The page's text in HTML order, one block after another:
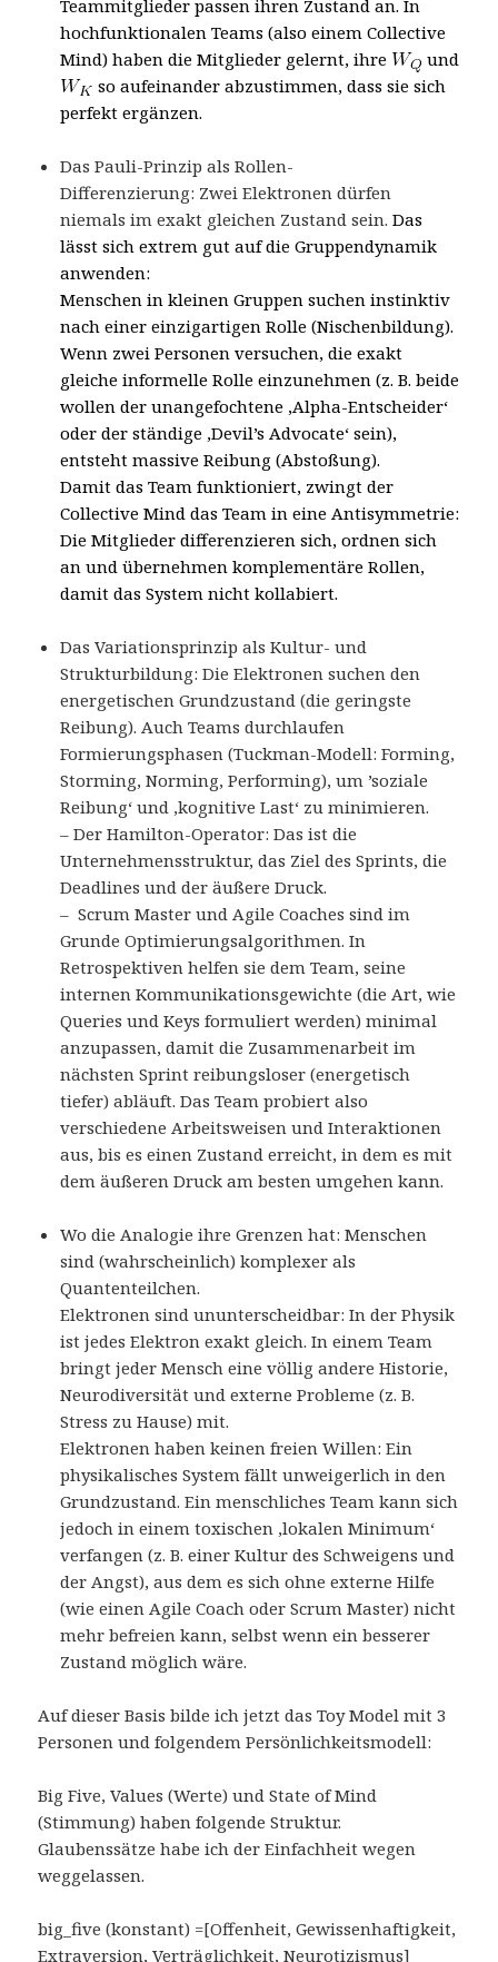
Teammitglieder passen ihren Zustand an. In
hochfunktionalen Teams (also einem Collective
Mind) haben die Mitglieder gelernt, ihre
und
so aufeinander abzustimmen, dass sie sich
perfekt ergänzen.
Das Pauli-Prinzip als Rollen-
Differenzierung: Zwei Elektronen dürfen
niemals im exakt gleichen Zustand sein. Das
lässt sich extrem gut auf die Gruppendynamik
anwenden:
Menschen in kleinen Gruppen suchen instinktiv
nach einer einzigartigen Rolle (Nischenbildung).
Wenn zwei Personen versuchen, die exakt
gleiche informelle Rolle einzunehmen (z. B. beide
wollen der unangefochtene ‚Alpha-Entscheider‘
oder der ständige ‚Devil’s Advocate‘ sein),
entsteht massive Reibung (Abstoßung).
Damit das Team funktioniert, zwingt der
Collective Mind das Team in eine Antisymmetrie:
Die Mitglieder differenzieren sich, ordnen sich
an und übernehmen komplementäre Rollen,
damit das System nicht kollabiert.
Das Variationsprinzip als Kultur- und
Strukturbildung:Die Elektronen suchen den
energetischen Grundzustand (die geringste
Reibung). Auch Teams durchlaufen
Formierungsphasen (Tuckman-Modell: Forming,
Storming, Norming, Performing), um ’soziale
Reibung‘ und ‚kognitive Last‘ zu minimieren.
– Der Hamilton-Operator: Das ist die
Unternehmensstruktur, das Ziel des Sprints, die
Deadlines und der äußere Druck.
– Scrum Master und Agile Coaches sind im
Grunde Optimierungsalgorithmen. In
Retrospektiven helfen sie dem Team, seine
internen Kommunikationsgewichte (die Art, wie
Queries und Keys formuliert werden) minimal
anzupassen, damit die Zusammenarbeit im
nächsten Sprint reibungsloser (energetisch
tiefer) abläuft. Das Team probiert also
verschiedene Arbeitsweisen und Interaktionen
aus, bis es einen Zustand erreicht, in dem es mit
dem äußeren Druck am besten umgehen kann.
Wo die Analogie ihre Grenzen hat: Menschen
sind (wahrscheinlich) komplexer als
Quantenteilchen.
Elektronen sind ununterscheidbar: In der Physik
ist jedes Elektron exakt gleich. In einem Team
bringt jeder Mensch eine völlig andere Historie,
Neurodiversität und externe Probleme (z. B.
Stress zu Hause) mit.
Elektronen haben keinen freien Willen: Ein
physikalisches System fällt unweigerlich in den
Grundzustand. Ein menschliches Team kann sich
jedoch in einem toxischen ‚lokalen Minimum‘
verfangen (z. B. einer Kultur des Schweigens und
der Angst), aus dem es sich ohne externe Hilfe
(wie einen Agile Coach oder Scrum Master) nicht
mehr befreien kann, selbst wenn ein besserer
Zustand möglich wäre.
Auf dieser Basis bilde ich jetzt das Toy Model mit 3
Personen und folgendem Persönlichkeitsmodell:
Big Five, Values (Werte) und State of Mind
(Stimmung) haben folgende Struktur.
Glaubenssätze habe ich der Einfachheit wegen
weggelassen.
big_five (konstant) =[Offenheit, Gewissenhaftigkeit,
Extraversion, Verträglichkeit, Neurotizismus]